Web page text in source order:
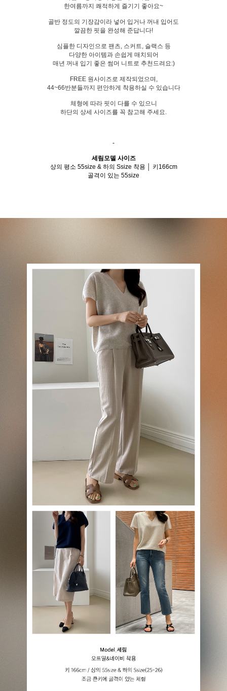
한여름까지 쾌적하게 즐기기 좋아요~
골반 정도의 기장감이라 넣어 입거나 꺼내 입어도
깔끔한 핏을 완성해 준답니다!
심플한 디자인으로 팬츠, 스커트, 슬랙스 등
다양한 아이템과 손쉽게 매치되어
매년 꺼내 입기 좋은 썸머 니트로 추천드려요:)
FREE 원사이즈로 제작되었으며,
44~66반분들까지 편안하게 착용하실 수 있습니다
체형에 따라 핏이 다를 수 있으니
하단의 상세 사이즈를 꼭 참고해 주세요.
-
세림모델 사이즈
상의 평소 55size & 하의 Ssize 착용 │ 키166cm
골격이 있는 55size